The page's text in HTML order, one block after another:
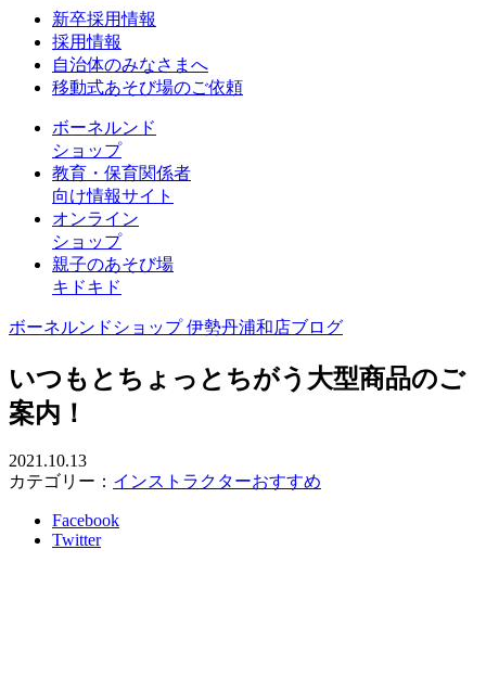
新卒採用情報
採用情報
自治体のみなさまへ
移動式あそび場のご依頼
ボーネルンド
ショップ
教育・保育関係者
向け情報サイト
オンライン
ショップ
親子のあそび場
キドキド
ボーネルンドショップ 伊勢丹浦和店ブログ
いつもとちょっとちがう大型商品のご
案内！
2021.10.13
カテゴリー： インストラクターおすすめ
Facebook
Twitter